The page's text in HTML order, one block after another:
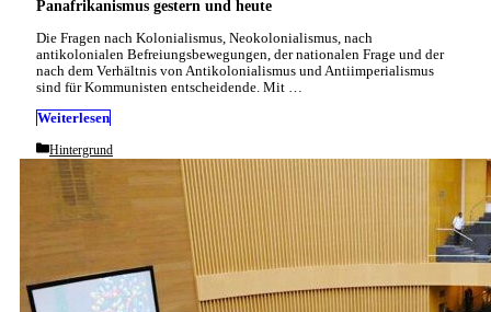
Panafrikanismus gestern und heute
Die Fragen nach Kolonialismus, Neokolonialismus, nach
antikolonialen Befreiungsbewegungen, der nationalen Frage und der
nach dem Verhältnis von Antikolonialismus und Antiimperialismus
sind für Kommunisten entscheidende. Mit …
Weiterlesen
Categories
Hintergrund